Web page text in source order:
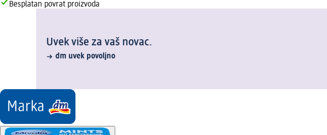
Besplatan povrat proizvoda
Uvek više za vaš novac.
dm uvek povoljno